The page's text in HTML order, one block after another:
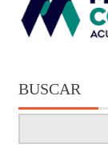
BUSCAR